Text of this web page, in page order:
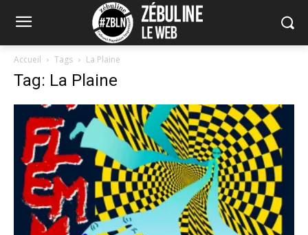
Accueil Tags La Plaine
Tag: La Plaine